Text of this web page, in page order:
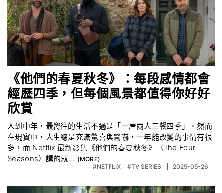
《他們的春夏秋冬》：每段感情都會
經歷四季，但每個風景都值得你好好
欣賞
人到中年，最嚮往的生活不過是「一屋兩人三餐四季」。然而
在現實中，人生總是充滿驚喜與驚嚇，一年能改變的事情有很
多，而 Netflix 最新影集《他們的春夏秋冬》（The Four
Seasons）講的就...
#NETFLIX #TV SERIES 2025-05-26